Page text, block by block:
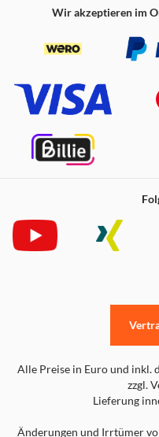
Wir akzeptieren im
Alle Preise in Euro und inkl.
zzgl.
Lieferung
Änderungen und Irrtümer